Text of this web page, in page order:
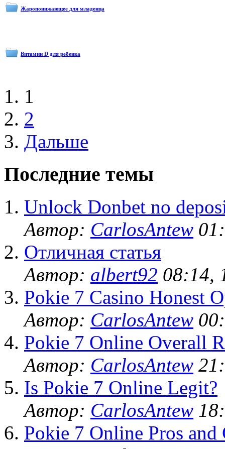
Жаропонижающее для младенца
Витамин D для ребенка
1
2
Дальше
Последние темы
Unlock Donbet no
Автор: CarlosAntew
Отличная статья
Автор: albert92 08:14,
Pokie 7 Casino Honest
Автор: CarlosAntew
Pokie 7 Online Overall
Автор: CarlosAntew
Is Pokie 7 Online Legit?
Автор: CarlosAntew
Pokie 7 Online Pros and